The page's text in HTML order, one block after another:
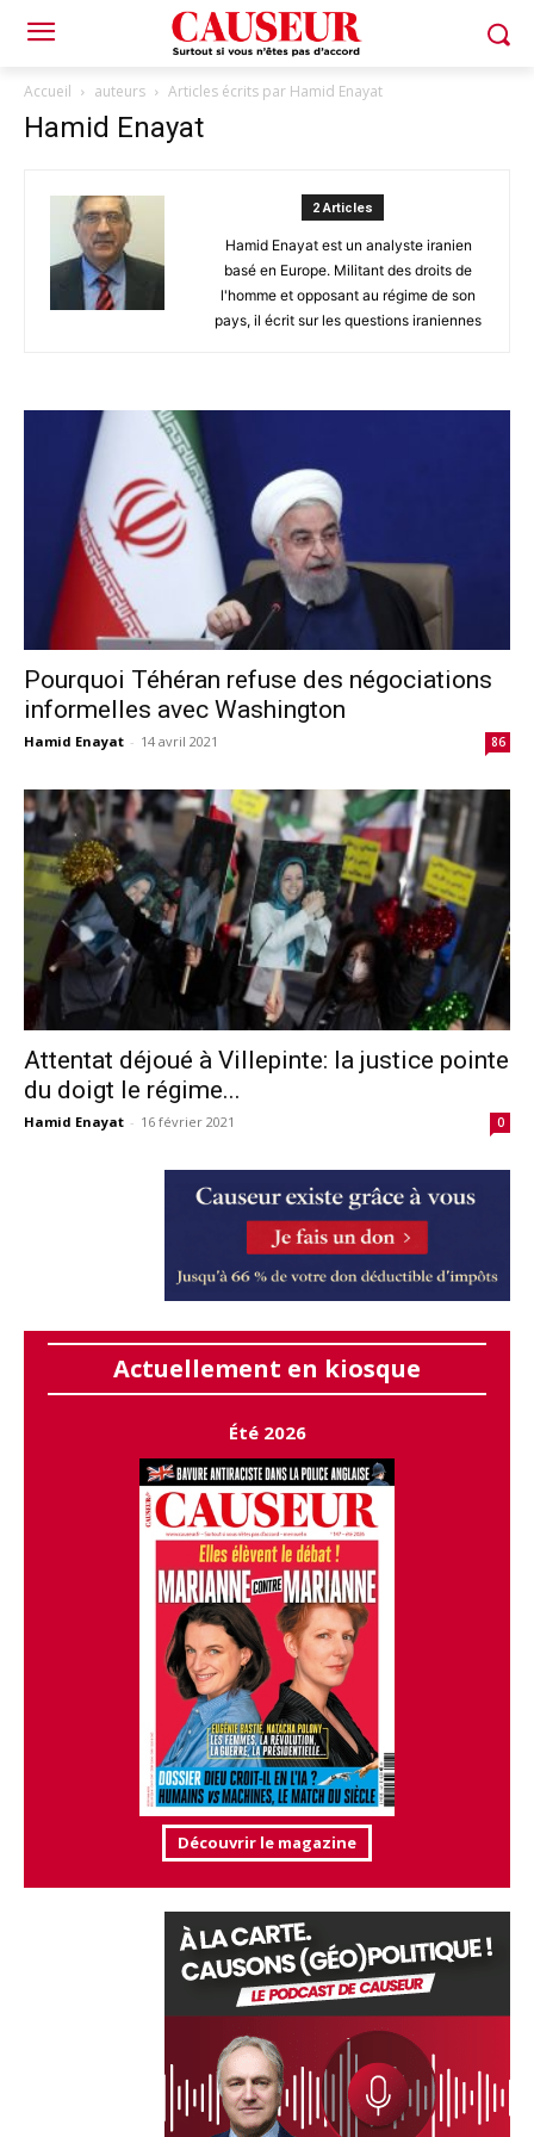
Accueil auteurs Articles écrits par Hamid Enayat
Hamid Enayat
2 Articles
Hamid Enayat est un analyste iranien
basé en Europe. Militant des droits de
l'homme et opposant au régime de son
pays, il écrit sur les questions iraniennes
Pourquoi Téhéran refuse des négociations
informelles avec Washington
Hamid Enayat - 14 avril 2021 86
Attentat déjoué à Villepinte: la justice pointe
du doigt le régime...
Hamid Enayat - 16 février 2021 0
Actuellement en kiosque
Été 2026
Découvrir le magazine